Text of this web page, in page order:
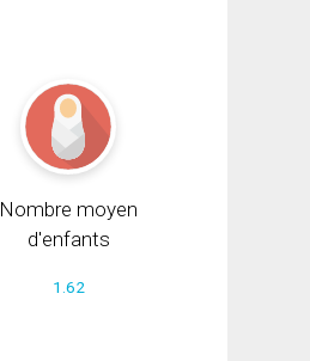
Nombre moyen
d'enfants
1.62